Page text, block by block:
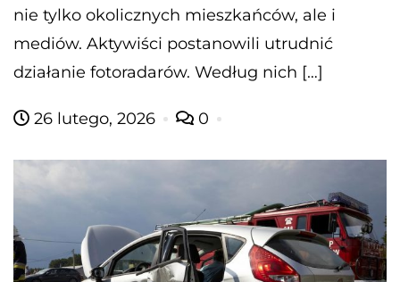
nie tylko okolicznych mieszkańców, ale i
mediów. Aktywiści postanowili utrudnić
działanie fotoradarów. Według nich […]
26 lutego, 2026 0